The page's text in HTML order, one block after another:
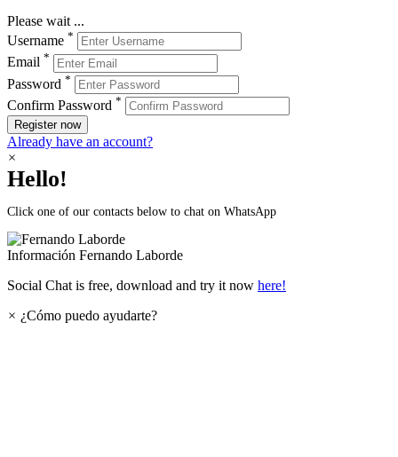
Please wait ...
Username *
Email *
Password *
Confirm Password *
Register now
Already have an account?
×
Hello!
Click one of our contacts below to chat on WhatsApp
Información Fernando Laborde
Social Chat is free, download and try it now here!
× ¿Cómo puedo ayudarte?